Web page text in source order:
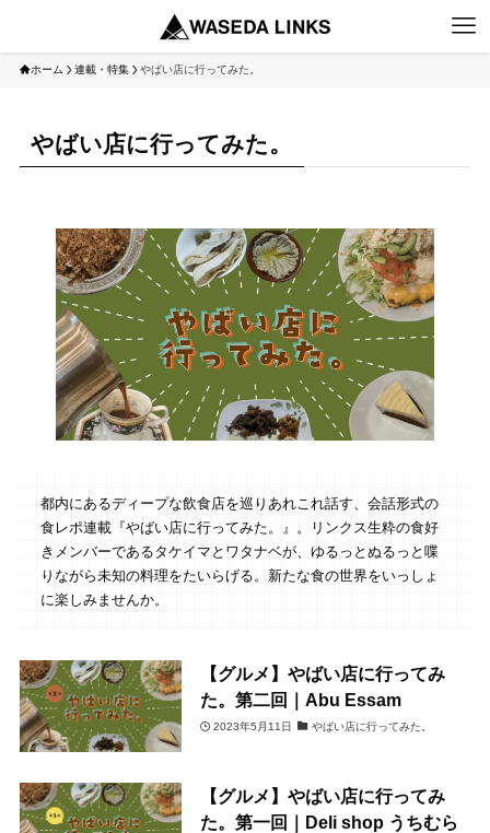
ホーム 連載・特集 やばい店に行ってみた。
やばい店に行ってみた。
都内にあるディープな飲食店を巡りあれこれ話す、会話形式の
食レポ連載『やばい店に行ってみた。』。リンクス生粋の食好
きメンバーであるタケイマとワタナベが、ゆるっとぬるっと喋
りながら未知の料理をたいらげる。新たな食の世界をいっしょ
に楽しみませんか。
【グルメ】やばい店に行ってみ
た。第二回｜Abu Essam
2023年5月11日 やばい店に行ってみた。
【グルメ】やばい店に行ってみ
た。第一回｜Deli shop うちむら